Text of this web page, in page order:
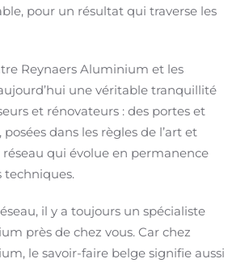
pour un résultat qui traverse les
Reynaers Aluminium et les
une véritable tranquillité
et rénovateurs : des portes et
dans les règles de l’art et
qui évolue en permanence
techniques.
il y a toujours un spécialiste
près de chez vous. Car chez
le savoir-faire belge signifie aussi